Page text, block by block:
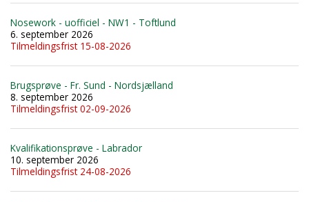
Nosework - uofficiel - NW1 - Toftlund
6. september 2026
Tilmeldingsfrist 15-08-2026
Brugsprøve - Fr. Sund - Nordsjælland
8. september 2026
Tilmeldingsfrist 02-09-2026
Kvalifikationsprøve - Labrador
10. september 2026
Tilmeldingsfrist 24-08-2026